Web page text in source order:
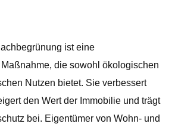
ist eine
die sowohl ökologischen
Nutzen bietet. Sie verbessert
den Wert der Immobilie und trägt
bei. Eigentümer von Wohn- und